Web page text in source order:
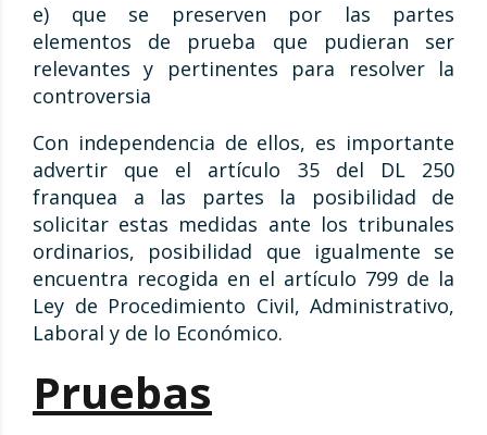
e) que se preserven por las partes
elementos de prueba que pudieran ser
relevantes y pertinentes para resolver la
controversia
Con independencia de ellos, es importante
advertir que el artículo 35 del DL 250
franquea a las partes la posibilidad de
solicitar estas medidas ante los tribunales
ordinarios, posibilidad que igualmente se
encuentra recogida en el artículo 799 de la
Ley de Procedimiento Civil, Administrativo,
Laboral y de lo Económico.
Pruebas